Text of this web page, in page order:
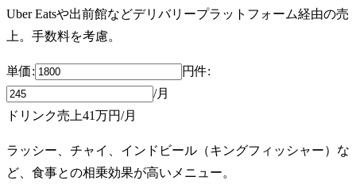
Uber Eatsや出前館などデリバリープラットフォーム経由の売
上。手数料を考慮。
単価: 円件:
/月
ドリンク売上41万円/月
ラッシー、チャイ、インドビール（キングフィッシャー）な
ど、食事との相乗効果が高いメニュー。